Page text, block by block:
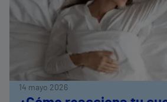
14 mayo 2026